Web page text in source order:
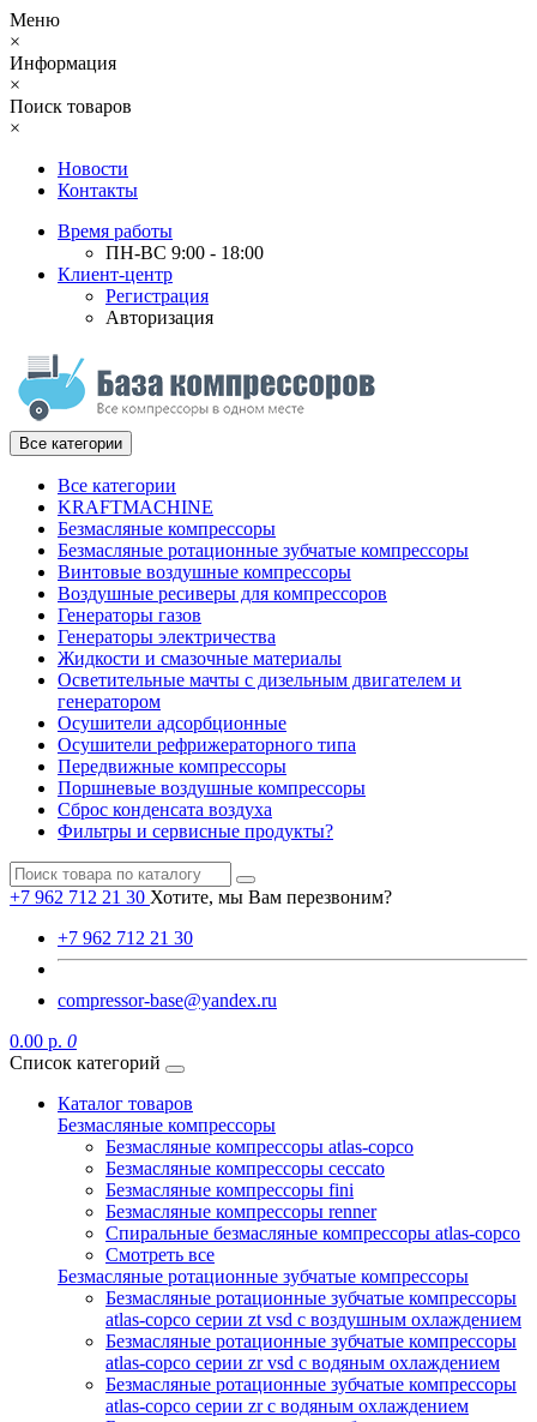
Меню
×
Информация
×
Поиск товаров
×
Новости
Контакты
Время работы
ПН-ВС 9:00 - 18:00
Клиент-центр
Регистрация
Авторизация
Все категории
Все категории
KRAFTMACHINE
Безмасляные компрессоры
Безмасляные ротационные зубчатые компрессоры
Винтовые воздушные компрессоры
Воздушные ресиверы для компрессоров
Генераторы газов
Генераторы электричества
Жидкости и смазочные материалы
Осветительные мачты с дизельным двигателем и
генератором
Осушители адсорбционные
Осушители рефрижераторного типа
Передвижные компрессоры
Поршневые воздушные компрессоры
Сброс конденсата воздуха
Фильтры и сервисные продукты?
+7 962 712 21 30 Хотите, мы Вам перезвоним?
+7 962 712 21 30
compressor-base@yandex.ru
0.00 р. 0
Список категорий
Каталог товаров
Безмасляные компрессоры
Безмасляные компрессоры atlas-copco
Безмасляные компрессоры ceccato
Безмасляные компрессоры fini
Безмасляные компрессоры renner
Спиральные безмасляные компрессоры atlas-copco
Смотреть все
Безмасляные ротационные зубчатые компрессоры
Безмасляные ротационные зубчатые компрессоры
atlas-copco серии zt vsd с воздушным охлаждением
Безмасляные ротационные зубчатые компрессоры
atlas-copco серии zr vsd с водяным охлаждением
Безмасляные ротационные зубчатые компрессоры
atlas-copco серии zr с водяным охлаждением